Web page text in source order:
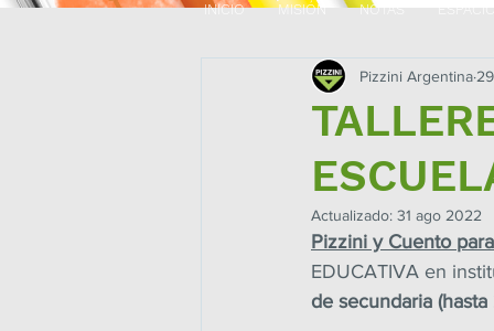
INICIO MISIÓN NOTAS
Pizzini Argentina
Actualizado: 31 ago 2022
Pizzini y Cuento
EDUCATIVA en
de secundaria (hasta